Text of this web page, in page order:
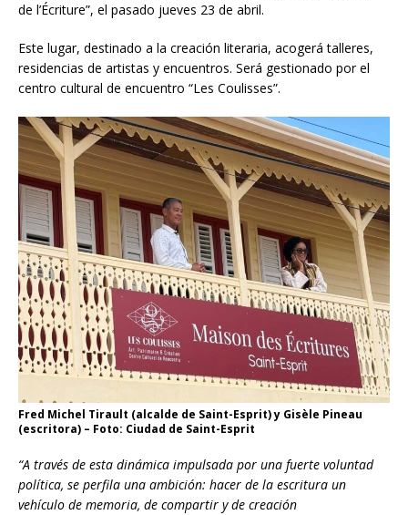
de l’Écriture”, el pasado jueves 23 de abril.
Este lugar, destinado a la creación literaria, acogerá talleres,
residencias de artistas y encuentros. Será gestionado por el
centro cultural de encuentro “Les Coulisses”.
Fred Michel Tirault (alcalde de Saint-Esprit) y Gisèle Pineau
(escritora) – Foto: Ciudad de Saint-Esprit
“A través de esta dinámica impulsada por una fuerte voluntad
política, se perfila una ambición: hacer de la escritura un
vehículo de memoria, de compartir y de creación